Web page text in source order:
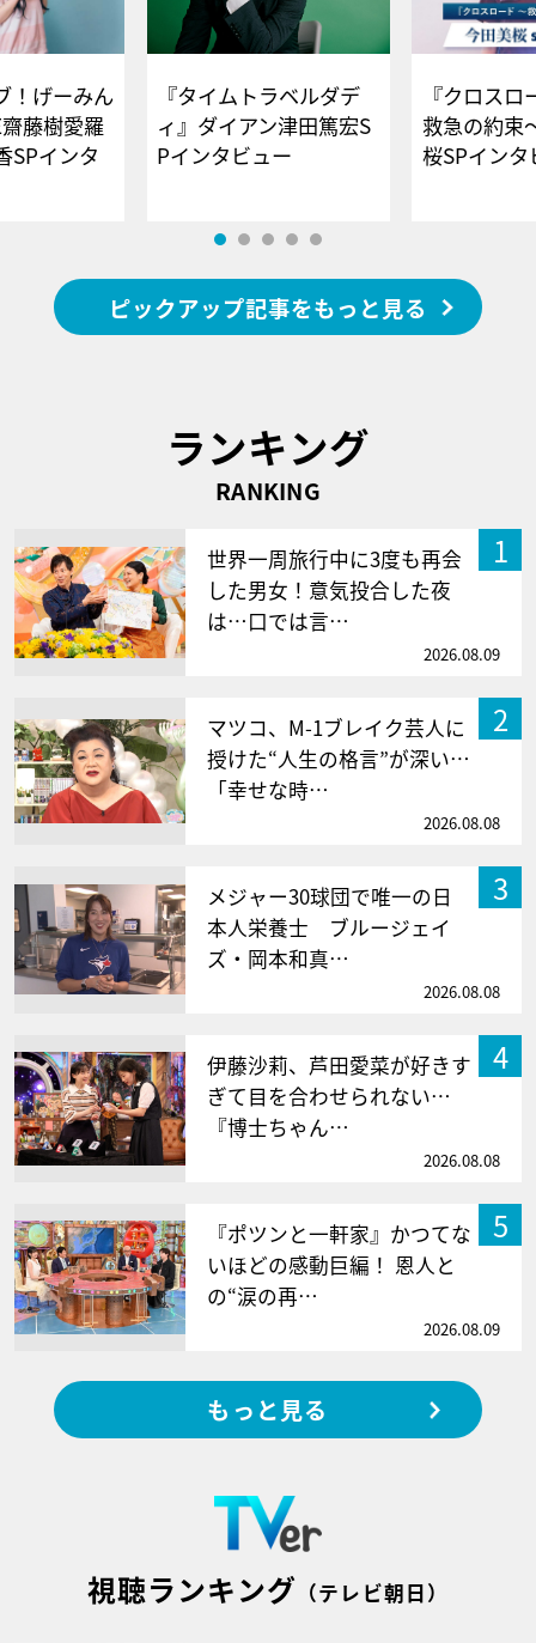
！げーみん
藤樹愛羅
SPインタ
『タイムトラベルダデ
ィ』ダイアン津田篤宏S
Pインタビュー
『クロス
救急の約束
桜SPイ
ピックアップ記事をもっと見る
ランキング
RANKING
1
世界一周旅行中に3度も再会
した男女！意気投合した夜
は…口では言…
2026.08.09
2
マツコ、M-1ブレイク芸人に
授けた“人生の格言”が深い…
「幸せな時…
2026.08.08
3
メジャー30球団で唯一の日
本人栄養士 ブルージェイ
ズ・岡本和真…
2026.08.08
4
伊藤沙莉、芦田愛菜が好きす
ぎて目を合わせられない…
『博士ちゃん…
2026.08.08
5
『ポツンと一軒家』かつてな
いほどの感動巨編！ 恩人と
の“涙の再…
2026.08.09
もっと見る
視聴ランキング （テレビ朝日）